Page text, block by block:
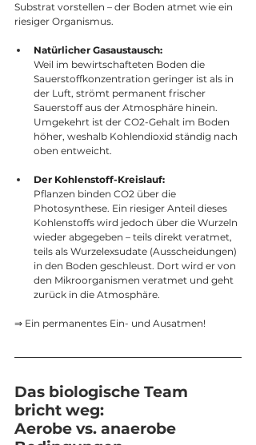
Substrat vorstellen – der Boden atmet wie ein
riesiger Organismus.
Natürlicher Gasaustausch:
Weil im bewirtschafteten Boden die
Sauerstoffkonzentration geringer ist als in
der Luft, strömt permanent frischer
Sauerstoff aus der Atmosphäre hinein.
Umgekehrt ist der CO2-Gehalt im Boden
höher, weshalb Kohlendioxid ständig nach
oben entweicht.
Der Kohlenstoff-Kreislauf:
Pflanzen binden CO2 über die
Photosynthese. Ein riesiger Anteil dieses
Kohlenstoffs wird jedoch über die Wurzeln
wieder abgegeben – teils direkt veratmet,
teils als Wurzelexsudate (Ausscheidungen)
in den Boden geschleust. Dort wird er von
den Mikroorganismen veratmet und geht
zurück in die Atmosphäre.
⇒ Ein permanentes Ein- und Ausatmen!
Das biologische Team
bricht weg:
Aerobe vs. anaerobe